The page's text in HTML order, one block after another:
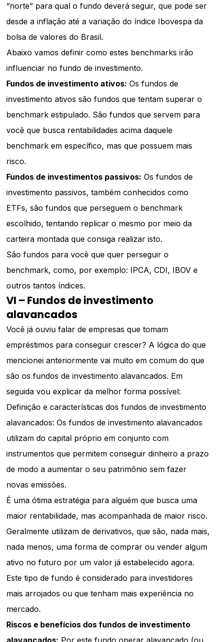
“norte” para qual o fundo deverá seguir, que pode ser
desde a inflação até a variação do índice Ibovespa da
bolsa de valores do Brasil.
Abaixo vamos definir como estes benchmarks irão
influenciar no fundo de investimento.
Fundos de investimento ativos: Os fundos de
investimento ativos são fundos que tentam superar o
benchmark estipulado. São fundos que servem para
você que busca rentabilidades acima daquele
benchmark em específico, mas que possuem mais
risco.
Fundos de investimentos passivos: Os fundos de
investimento passivos, também conhecidos como
ETFs, são fundos que perseguem o benchmark
escolhido, tentando replicar o mesmo por meio da
carteira montada que consiga realizar isto.
São fundos para você que quer perseguir o
benchmark, como, por exemplo: IPCA, CDI, IBOV e
outros tantos índices.
VI – Fundos de investimento
alavancados
Você já ouviu falar de empresas que tomam
empréstimos para conseguir crescer? A lógica do que
mencionei anteriormente vai muito em comum do que
são os fundos de investimento alavancados. Em
seguida vou explicar da melhor forma possível:
Definição e características dos fundos de investimento
alavancados: Os fundos de investimento alavancados
utilizam do capital próprio em conjunto com
instrumentos que permitem conseguir dinheiro a prazo
de modo a aumentar o seu patrimônio sem fazer
novas emissões.
É uma ótima estratégia para alguém que busca uma
maior rentabilidade, mas acompanhada de maior risco.
Geralmente utilizam de derivativos, que são, nada mais,
nada menos, uma forma de comprar ou vender algum
ativo no futuro por um valor já estabelecido agora.
Este tipo de fundo é considerado para investidores
mais arrojados ou que tenham mais experiência no
mercado.
Riscos e benefícios dos fundos de investimento